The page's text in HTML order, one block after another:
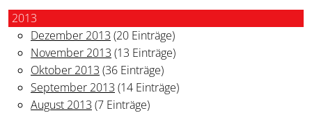
2013
Dezember 2013 (20 Einträge)
November 2013 (13 Einträge)
Oktober 2013 (36 Einträge)
September 2013 (14 Einträge)
August 2013 (7 Einträge)